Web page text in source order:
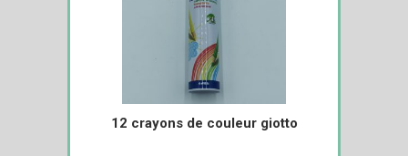
12 crayons de couleur giotto